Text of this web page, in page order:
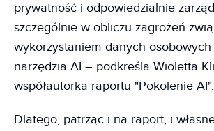
prywatność i odpowiedzialnie
szczególnie w obliczu zagrożeń
wykorzystaniem danych osobowych
narzędzia AI – podkreśla Wioletta
współautorka raportu "Pokolenie AI".
Dlatego, patrząc i na raport, i